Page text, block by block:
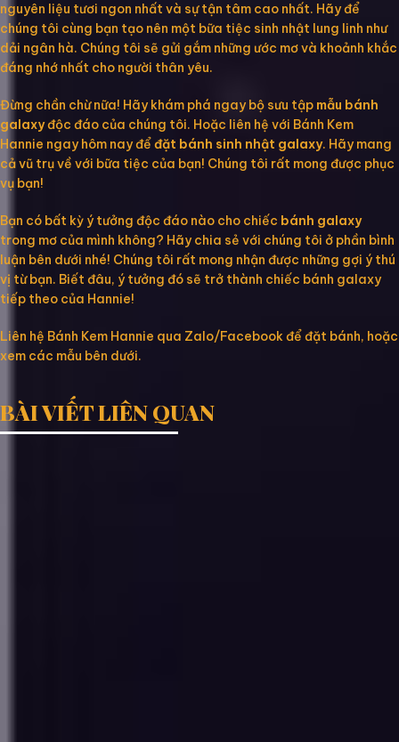
nguyên liệu tươi ngon nhất và sự tận tâm cao nhất. Hãy để
chúng tôi cùng bạn tạo nên một bữa tiệc sinh nhật lung linh như
dải ngân hà. Chúng tôi sẽ gửi gắm những ước mơ và khoảnh khắc
đáng nhớ nhất cho người thân yêu.
Đừng chần chừ nữa! Hãy khám phá ngay bộ sưu tập mẫu bánh
galaxyđộc đáo của chúng tôi. Hoặc liên hệ với Bánh Kem
Hannie ngay hôm nay đểđặt bánh sinh nhật galaxy. Hãy mang
cả vũ trụ về với bữa tiệc của bạn! Chúng tôi rất mong được phục
vụ bạn!
Bạn có bất kỳ ý tưởng độc đáo nào cho chiếc bánh galaxy
trong mơ của mình không? Hãy chia sẻ với chúng tôi ở phần bình
luận bên dưới nhé! Chúng tôi rất mong nhận được những gợi ý thú
vị từ bạn. Biết đâu, ý tưởng đó sẽ trở thành chiếc bánh galaxy
tiếp theo của Hannie!
Liên hệ Bánh Kem Hannie qua Zalo/Facebook để đặt bánh, hoặc
xem các mẫu bên dưới.
BÀI VIẾT LIÊN QUAN